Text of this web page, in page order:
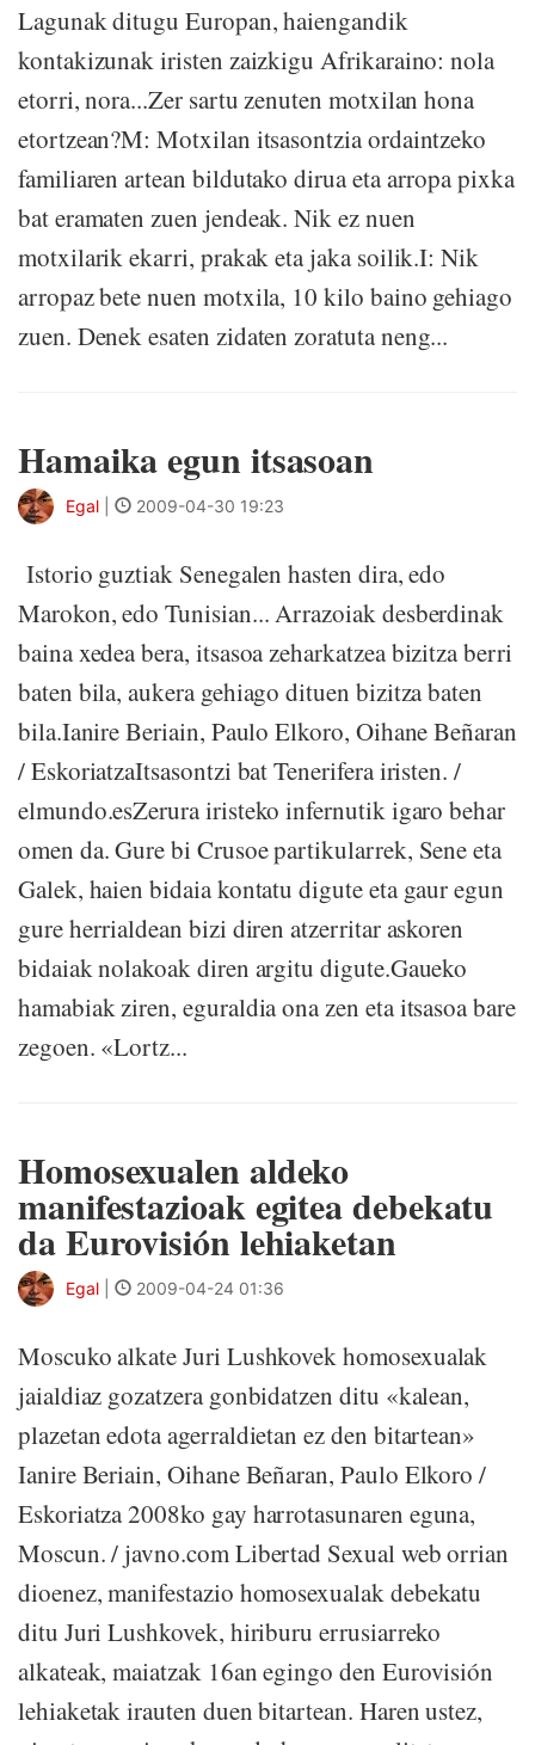
Lagunak ditugu Europan, haiengandik
kontakizunak iristen zaizkigu Afrikaraino: nola
etorri, nora...Zer sartu zenuten motxilan hona
etortzean?M: Motxilan itsasontzia ordaintzeko
familiaren artean bildutako dirua eta arropa pixka
bat eramaten zuen jendeak. Nik ez nuen
motxilarik ekarri, prakak eta jaka soilik.I: Nik
arropaz bete nuen motxila, 10 kilo baino gehiago
zuen. Denek esaten zidaten zoratuta neng...
Hamaika egun itsasoan
Egal 2009-04-30 19:23
Istorio guztiak Senegalen hasten dira, edo
Marokon, edo Tunisian... Arrazoiak desberdinak
baina xedea bera, itsasoa zeharkatzea bizitza berri
baten bila, aukera gehiago dituen bizitza baten
bila.Ianire Beriain, Paulo Elkoro, Oihane Beñaran
/ EskoriatzaItsasontzi bat Tenerifera iristen. /
elmundo.esZerura iristeko infernutik igaro behar
omen da. Gure bi Crusoe partikularrek, Sene eta
Galek, haien bidaia kontatu digute eta gaur egun
gure herrialdean bizi diren atzerritar askoren
bidaiak nolakoak diren argitu digute.Gaueko
hamabiak ziren, eguraldia ona zen eta itsasoa bare
zegoen. «Lortz...
Homosexualen aldeko
manifestazioak egitea debekatu
da Eurovisión lehiaketan
Egal 2009-04-24 01:36
Moscuko alkate Juri Lushkovek homosexualak
jaialdiaz gozatzera gonbidatzen ditu «kalean,
plazetan edota agerraldietan ez den bitartean»
Ianire Beriain, Oihane Beñaran, Paulo Elkoro /
Eskoriatza 2008ko gay harrotasunaren eguna,
Moscun. / javno.com Libertad Sexual web orrian
dioenez, manifestazio homosexualak debekatu
ditu Juri Lushkovek, hiriburu errusiarreko
alkateak, maiatzak 16an egingo den Eurovisión
lehiaketak irauten duen bitartean. Haren ustez,